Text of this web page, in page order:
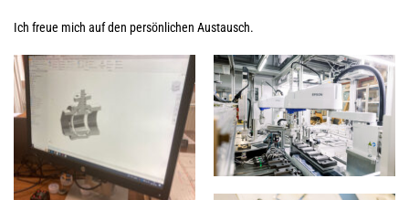
Ich freue mich auf den persönlichen Austausch.